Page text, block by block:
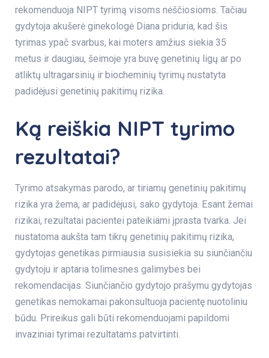
rekomenduoja NIPT tyrimą visoms nėščiosioms. Tačiau
gydytoja akušerė ginekologė Diana priduria, kad šis
tyrimas ypač svarbus, kai moters amžius siekia 35
metus ir daugiau, šeimoje yra buvę genetinių ligų ar po
atliktų ultragarsinių ir biocheminių tyrimų nustatyta
padidėjusi genetinių pakitimų rizika.
Ką reiškia NIPT tyrimo
rezultatai?
Tyrimo atsakymas parodo, ar tiriamų genetinių pakitimų
rizika yra žema, ar padidėjusi, sako gydytoja. Esant žemai
rizikai, rezultatai pacientei pateikiami įprasta tvarka. Jei
nustatoma aukšta tam tikrų genetinių pakitimų rizika,
gydytojas genetikas pirmiausia susisiekia su siunčiančiu
gydytoju ir aptaria tolimesnes galimybes bei
rekomendacijas. Siunčiančio gydytojo prašymu gydytojas
genetikas nemokamai pakonsultuoja pacientę nuotoliniu
būdu. Prireikus gali būti rekomenduojami papildomi
invaziniai tyrimai rezultatams patvirtinti.